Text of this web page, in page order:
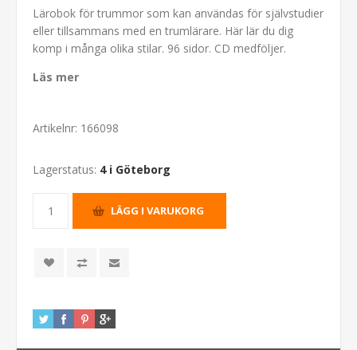
Lärobok för trummor som kan användas för självstudier
eller tillsammans med en trumlärare. Här lär du dig
komp i många olika stilar. 96 sidor. CD medföljer.
Läs mer
Artikelnr: 166098
Lagerstatus: 4 i Göteborg